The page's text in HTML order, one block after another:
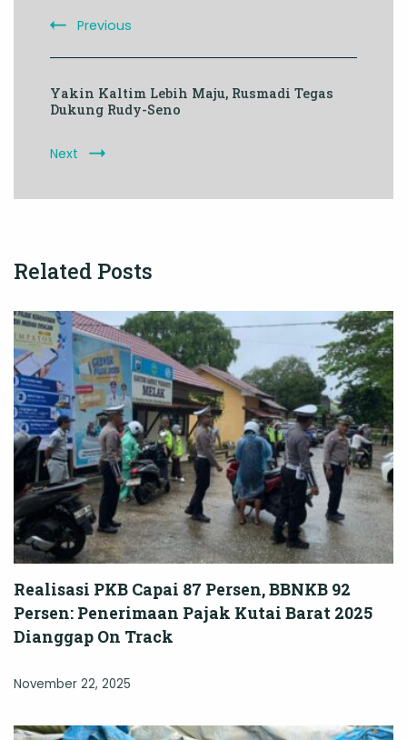
Previous
Yakin Kaltim Lebih Maju, Rusmadi Tegas
Dukung Rudy-Seno
Next
Related Posts
Realisasi PKB Capai 87 Persen, BBNKB 92
Persen: Penerimaan Pajak Kutai Barat 2025
Dianggap On Track
November 22, 2025